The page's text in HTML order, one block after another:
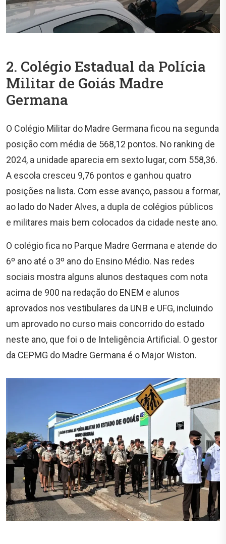
2. Colégio Estadual da Polícia
Militar de Goiás Madre
Germana
O Colégio Militar do Madre Germana ficou na segunda
posição com média de 568,12 pontos. No ranking de
2024, a unidade aparecia em sexto lugar, com 558,36.
A escola cresceu 9,76 pontos e ganhou quatro
posições na lista. Com esse avanço, passou a formar,
ao lado do Nader Alves, a dupla de colégios públicos
e militares mais bem colocados da cidade neste ano.
O colégio fica no Parque Madre Germana e atende do
6º ano até o 3º ano do Ensino Médio. Nas redes
sociais mostra alguns alunos destaques com nota
acima de 900 na redação do ENEM e alunos
aprovados nos vestibulares da UNB e UFG, incluindo
um aprovado no curso mais concorrido do estado
neste ano, que foi o de Inteligência Artificial. O gestor
da CEPMG do Madre Germana é o Major Wiston.